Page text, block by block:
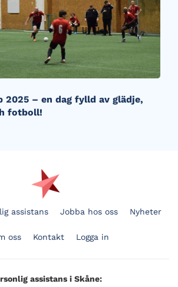
2025 – en dag fylld av glädje,
fotboll!
assistans Jobba hos oss Nyheter
oss Kontakt Logga in
assistans i Skåne: